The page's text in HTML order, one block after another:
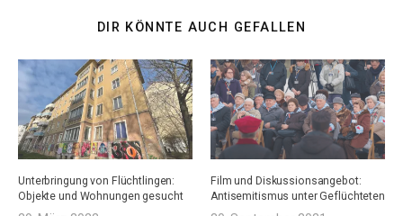
DIR KÖNNTE AUCH GEFALLEN
Unterbringung von Flüchtlingen:
Objekte und Wohnungen gesucht
Film und Diskussionsangebot:
Antisemitismus unter Geflüchteten